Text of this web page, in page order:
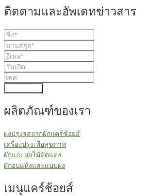
ติดตามและอัพเดทข่าวสาร
ส่งข้อมูล
ผลิตภัณฑ์ของเรา
ผงปรุงรสจากผักแคร์ช้อยส์
เครื่องปรุงเพื่อสุขภาพ
ผักและผลไม้ตัดแต่ง
ผักอบแห้งและแบบผง
เมนูแคร์ช้อยส์